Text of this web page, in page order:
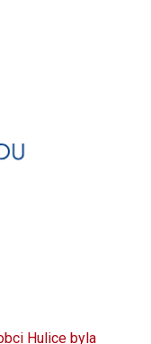
Hulice byla